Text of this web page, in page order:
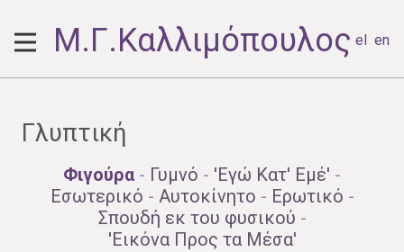
Μ.Γ.Καλλιμόπουλος el en
Γλυπτική
Φιγούρα - Γυμνό - 'Εγώ Κατ' Εμέ' -
Εσωτερικό - Αυτοκίνητο - Ερωτικό -
Σπουδή εκ του φυσικού -
'Εικόνα Προς τα Μέσα'